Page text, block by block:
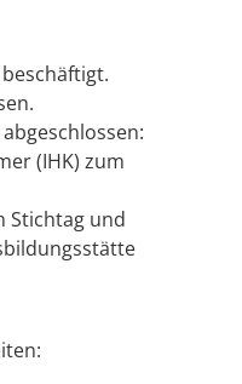
(IHK) zum
Stichtag und